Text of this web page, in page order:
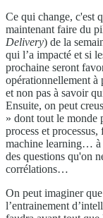
Ce qui change, c'est
maintenant faire du
Delivery) de la
qui l’a impacté et si
prochaine seront
opérationnellement à
et non pas à savoir
Ensuite, on peut
» dont tout le monde
process et
machine learning… à
des questions qu'on
corrélations…
On peut imaginer
l’entrainement